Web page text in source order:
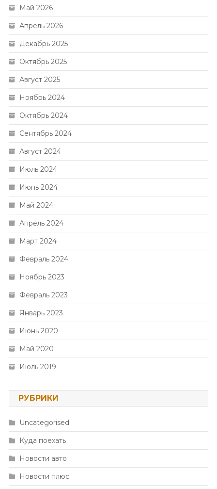
Май 2026
Апрель 2026
Декабрь 2025
Октябрь 2025
Август 2025
Ноябрь 2024
Октябрь 2024
Сентябрь 2024
Август 2024
Июль 2024
Июнь 2024
Май 2024
Апрель 2024
Март 2024
Февраль 2024
Ноябрь 2023
Февраль 2023
Январь 2023
Июнь 2020
Май 2020
Июль 2019
РУБРИКИ
Uncategorised
Куда поехать
Новости авто
Новости плюс